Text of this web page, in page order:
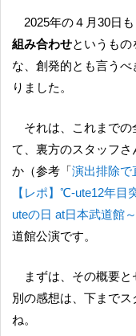
2025年の４月30日も
組み合わせというも
な、創発的とも言うべ
りました。
それは、これまでの全シングル曲を一気に披露するぞ！っ
て、裏方のスタッフ
か（参考「演出排除
【レポ】℃-ute12年
uteの日 at日本武道館～
道館公演です。
まずは、その概要とセトリを掲示して、内容についての個
別の感想は、下まで
ね。